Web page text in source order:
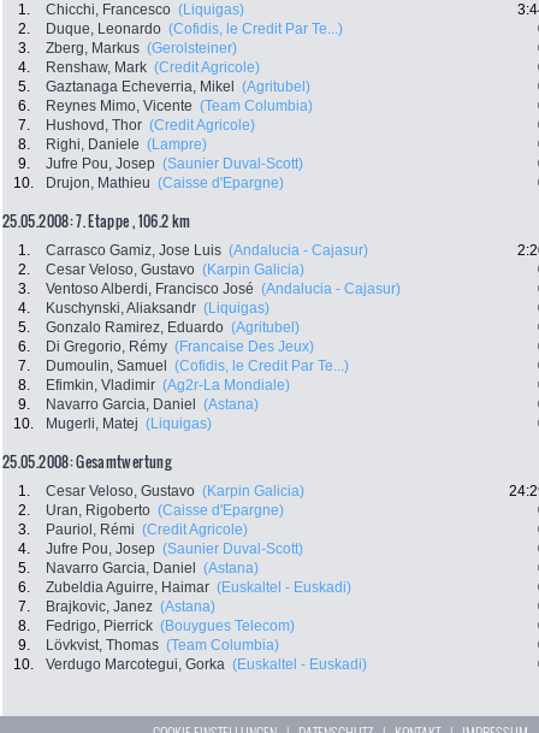
1. Chicchi, Francesco (Liquigas)
2.
Duque, Leonardo (Cofidis, le Credit Par Te...)
3.
Zberg, Markus (Gerolsteiner)
4.
Renshaw, Mark (Credit Agricole)
5.
Gaztanaga Echeverria, Mikel (Agritubel)
6.
Reynes Mimo, Vicente (Team Columbia)
7.
Hushovd, Thor (Credit Agricole)
8.
Righi, Daniele (Lampre)
9.
Jufre Pou, Josep (Saunier Duval-Scott)
10.
Drujon, Mathieu (Caisse d'Epargne)
25.05.2008: 7. Etappe , 106.2 km
1. Carrasco Gamiz, Jose Luis (Andalucia - Cajasur)
2.
Cesar Veloso, Gustavo (Karpin Galicia)
3.
Ventoso Alberdi, Francisco José (Andalucia - Cajasur)
4.
Kuschynski, Aliaksandr (Liquigas)
5.
Gonzalo Ramirez, Eduardo (Agritubel)
6.
Di Gregorio, Rémy (Francaise Des Jeux)
7.
Dumoulin, Samuel (Cofidis, le Credit Par Te...)
8.
Efimkin, Vladimir (Ag2r-La Mondiale)
9.
Navarro Garcia, Daniel (Astana)
10.
Mugerli, Matej (Liquigas)
25.05.2008: Gesamtwertung
1. Cesar Veloso, Gustavo (Karpin Galicia)
2.
Uran, Rigoberto (Caisse d'Epargne)
3.
Pauriol, Rémi (Credit Agricole)
4.
Jufre Pou, Josep (Saunier Duval-Scott)
5.
Navarro Garcia, Daniel (Astana)
6.
Zubeldia Aguirre, Haimar (Euskaltel - Euskadi)
7.
Brajkovic, Janez (Astana)
8.
Fedrigo, Pierrick (Bouygues Telecom)
9.
Lövkvist, Thomas (Team Columbia)
10.
Verdugo Marcotegui, Gorka (Euskaltel - Euskadi)